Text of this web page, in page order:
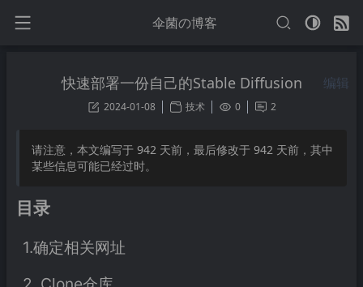
伞菌の博客
快速部署一份自己的Stable Diffusion 编辑
2024-01-08 技术 0 2
请注意，本文编写于 942 天前，最后修改于 942 天前，其中
某些信息可能已经过时。
目录
1.确定相关网址